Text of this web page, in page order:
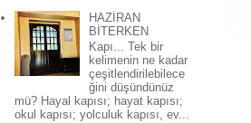
HAZİRAN
BİTERKEN
Kapı... Tek bir
kelimenin ne kadar
çeşitlendirilebilece
ğini düşündünüz
mü? Hayal kapısı; hayat kapısı;
okul kapısı; yolculuk kapısı, ev...